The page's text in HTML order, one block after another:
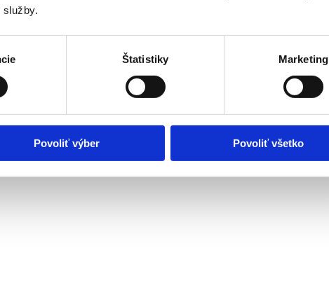
Štatistiky Marketing
Povoliť výber Povoliť všetko
stavom